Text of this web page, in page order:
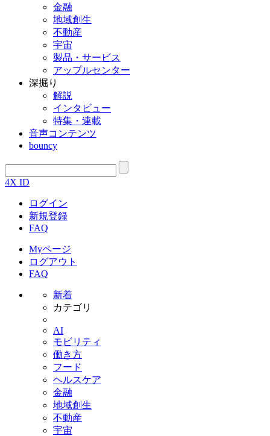
金融
地域創生
不動産
宇宙
製品・サービス
アップルセンター
深掘り
解説
インタビュー
特集・連載
音声コンテンツ
bouncy
4X ID
ログイン
新規登録
FAQ
Myページ
ログアウト
FAQ
新着
カテゴリ
AI
モビリティ
働き方
フード
ヘルスケア
金融
地域創生
不動産
宇宙